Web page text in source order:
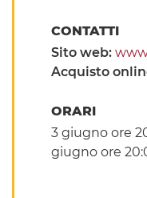
CONTATTI
Sito web:
Acquisto
ORARI
3 giugno ore
giugno ore